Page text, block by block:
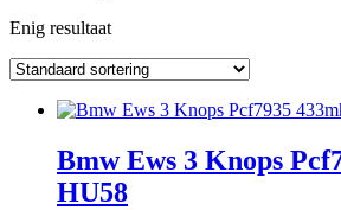
Enig resultaat
Bmw Ews 3 Knops
HU58